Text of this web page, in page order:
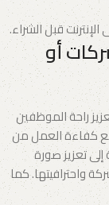
قبل الشراء.
أو
راحة الموظفين
كفاءة العمل من
إلى تعزيز صورة
واحترافيتها. كما